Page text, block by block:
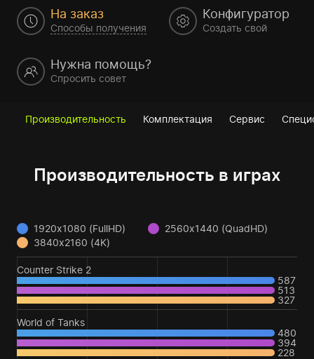
На заказ
Способы получения
Конфигуратор
Создать свой
Нужна помощь?
Спросить совет
Производительность Комплектация Сервис
Производительность в играх
1920x1080 (FullHD)
2560x1440 (QuadHD)
3840x2160 (4K)
Counter Strike 2
587
513
327
World of Tanks
480
394
228